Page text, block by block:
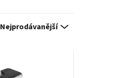
Nejprodávanější